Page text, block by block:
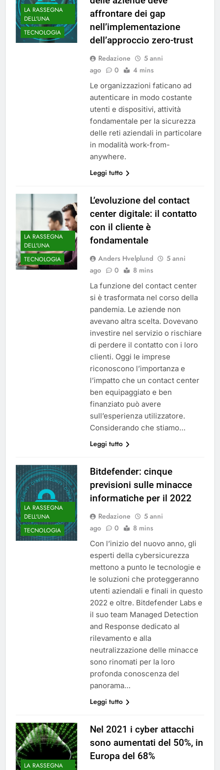
LA RASSEGNA
DELL'UNA
TECNOLOGIA
affrontare dei gap
nell’implementazione
dell’approccio zero-trust
Redazione
5 anni
ago
0 4 mins
Le organizzazioni faticano ad
autenticare in modo costante
utenti e dispositivi, attività
fondamentale per la sicurezza
delle reti aziendali in particolare
in modalità work-from-
anywhere.
Leggi tutto
LA RASSEGNA
DELL'UNA
TECNOLOGIA
L’evoluzione del contact
center digitale: il contatto
con il cliente è
fondamentale
Anders Hvelplund
5 anni
ago
0 8 mins
La funzione del contact center
si è trasformata nel corso della
pandemia. Le aziende non
avevano altra scelta. Dovevano
investire nel servizio o rischiare
di perdere il contatto con i loro
clienti. Oggi le imprese
riconoscono l’importanza e
l’impatto che un contact center
ben equipaggiato e ben
finanziato può avere
sull’esperienza utilizzatore.
Considerando che stiamo…
Leggi tutto
LA RASSEGNA
DELL'UNA
TECNOLOGIA
Bitdefender: cinque
previsioni sulle minacce
informatiche per il 2022
Redazione
5 anni
ago
0 8 mins
Con l’inizio del nuovo anno, gli
esperti della cybersicurezza
mettono a punto le tecnologie e
le soluzioni che proteggeranno
utenti aziendali e finali in questo
2022 e oltre. Bitdefender Labs e
il suo team Managed Detection
and Response dedicato al
rilevamento e alla
neutralizzazione delle minacce
sono rinomati per la loro
profonda conoscenza del
panorama…
Leggi tutto
LA RASSEGNA
Nel 2021 i cyber attacchi
sono aumentati del 50%, in
Europa del 68%